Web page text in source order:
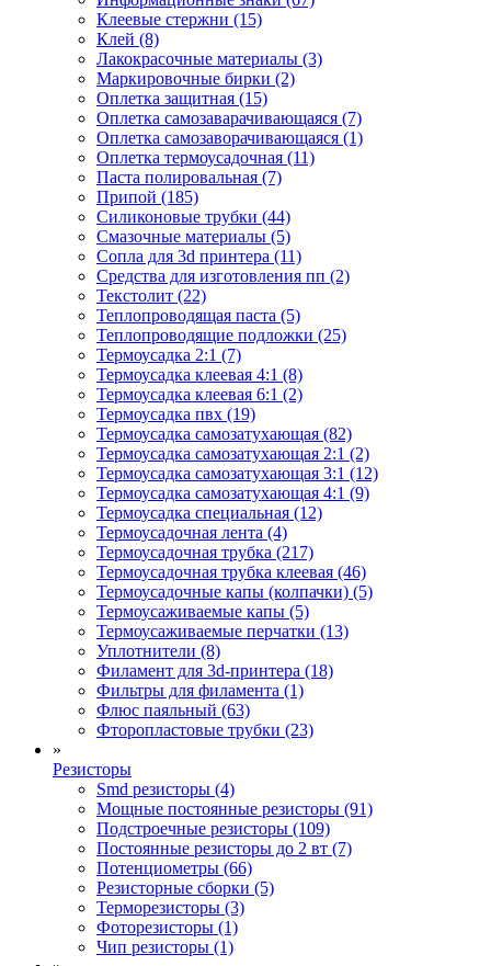
Клеевые стержни (15)
Клей (8)
Лакокрасочные материалы (3)
Маркировочные бирки (2)
Оплетка защитная (15)
Оплетка самозаварачивающаяся (7)
Оплетка самозаворачивающаяся (1)
Оплетка термоусадочная (11)
Паста полировальная (7)
Припой (185)
Силиконовые трубки (44)
Смазочные материалы (5)
Сопла для 3d принтера (11)
Средства для изготовления пп (2)
Текстолит (22)
Теплопроводящая паста (5)
Теплопроводящие подложки (25)
Термоусадка 2:1 (7)
Термоусадка клеевая 4:1 (8)
Термоусадка клеевая 6:1 (2)
Термоусадка пвх (19)
Термоусадка самозатухающая (82)
Термоусадка самозатухающая 2:1 (2)
Термоусадка самозатухающая 3:1 (12)
Термоусадка самозатухающая 4:1 (9)
Термоусадка специальная (12)
Термоусадочная лента (4)
Термоусадочная трубка (217)
Термоусадочная трубка клеевая (46)
Термоусадочные капы (колпачки) (5)
Термоусаживаемые капы (5)
Термоусаживаемые перчатки (13)
Уплотнители (8)
Филамент для 3d-принтера (18)
Фильтры для филамента (1)
Флюс паяльный (63)
Фторопластовые трубки (23)
»
Резисторы
Smd резисторы (4)
Мощные постоянные резисторы (91)
Подстроечные резисторы (109)
Постоянные резисторы до 2 вт (7)
Потенциометры (66)
Резисторные сборки (5)
Терморезисторы (3)
Фоторезисторы (1)
Чип резисторы (1)